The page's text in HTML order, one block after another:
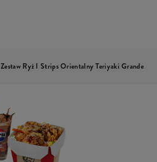
Zestaw Ryż I Strips Orientalny Teriyaki Grande